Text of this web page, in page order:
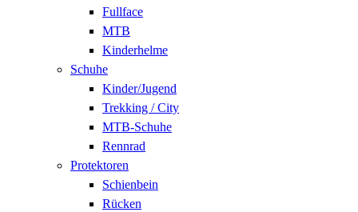
Fullface
MTB
Kinderhelme
Schuhe
Kinder/Jugend
Trekking / City
MTB-Schuhe
Rennrad
Protektoren
Schienbein
Rücken